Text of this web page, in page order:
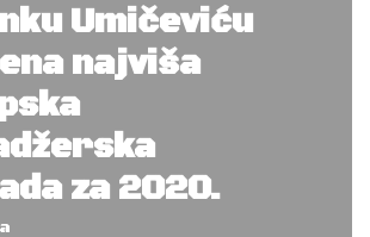
Umičeviću
najviša
za 2020.